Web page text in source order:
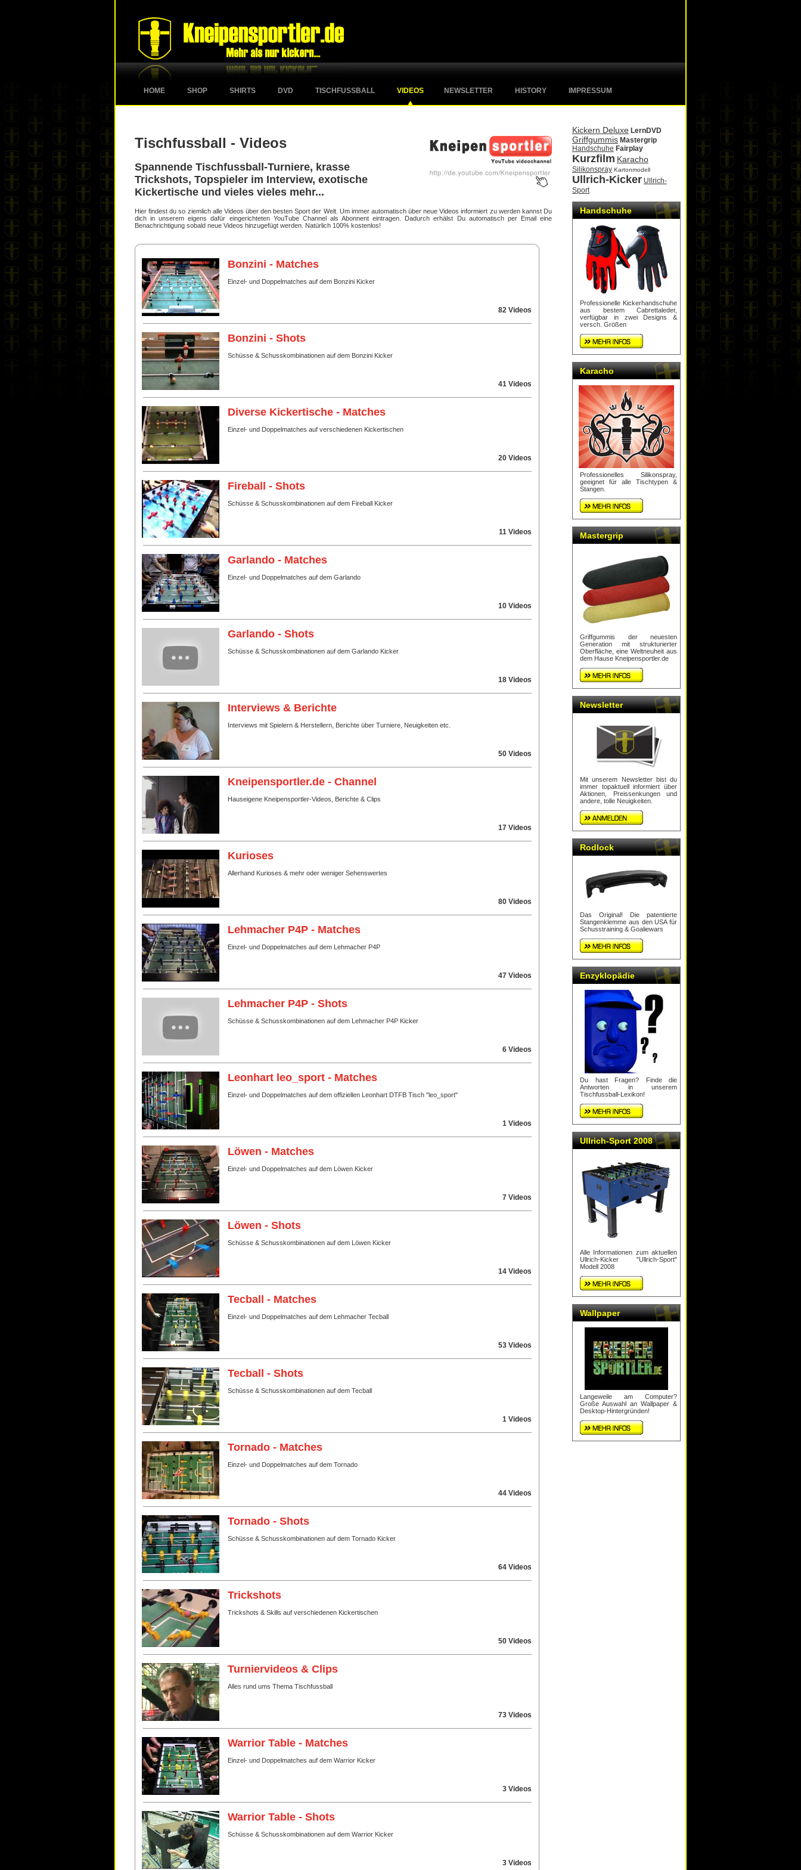
HOME SHOP SHIRTS DVD TISCHFUSSBALL VIDEOS NEWSLETTER HISTORY IMPRESSUM
Tischfussball - Videos
Spannende Tischfussball-Turniere, krasse
Trickshots, Topspieler im Interview, exotische
Kickertische und vieles vieles mehr...
Hier findest du so ziemlich alle Videos über den besten Sport der Welt. Um immer automatisch über neue Videos informiert zu werden kannst Du
dich in unserem eigens dafür eingerichteten YouTube Channel als Abonnent eintragen. Dadurch erhälst Du automatisch per Email eine
Benachrichtigung sobald neue Videos hinzugefügt werden. Natürlich 100% kostenlos!
Bonzini - Matches
Einzel- und Doppelmatches auf dem Bonzini Kicker
82 Videos
Bonzini - Shots
Schüsse & Schusskombinationen auf dem Bonzini Kicker
41 Videos
Diverse Kickertische - Matches
Einzel- und Doppelmatches auf verschiedenen Kickertischen
20 Videos
Fireball - Shots
Schüsse & Schusskombinationen auf dem Fireball Kicker
11 Videos
Garlando - Matches
Einzel- und Doppelmatches auf dem Garlando
10 Videos
Garlando - Shots
Schüsse & Schusskombinationen auf dem Garlando Kicker
18 Videos
Interviews & Berichte
Interviews mit Spielern & Herstellern, Berichte über Turniere, Neuigkeiten etc.
50 Videos
Kneipensportler.de - Channel
Hauseigene Kneipensportler-Videos, Berichte & Clips
17 Videos
Kurioses
Allerhand Kurioses & mehr oder weniger Sehenswertes
80 Videos
Lehmacher P4P - Matches
Einzel- und Doppelmatches auf dem Lehmacher P4P
47 Videos
Lehmacher P4P - Shots
Schüsse & Schusskombinationen auf dem Lehmacher P4P Kicker
6 Videos
Leonhart leo_sport - Matches
Einzel- und Doppelmatches auf dem offiziellen Leonhart DTFB Tisch "leo_sport"
1 Videos
Löwen - Matches
Einzel- und Doppelmatches auf dem Löwen Kicker
7 Videos
Löwen - Shots
Schüsse & Schusskombinationen auf dem Löwen Kicker
14 Videos
Tecball - Matches
Einzel- und Doppelmatches auf dem Lehmacher Tecball
53 Videos
Tecball - Shots
Schüsse & Schusskombinationen auf dem Tecball
1 Videos
Tornado - Matches
Einzel- und Doppelmatches auf dem Tornado
44 Videos
Tornado - Shots
Schüsse & Schusskombinationen auf dem Tornado Kicker
64 Videos
Trickshots
Trickshots & Skills auf verschiedenen Kickertischen
50 Videos
Turniervideos & Clips
Alles rund ums Thema Tischfussball
73 Videos
Warrior Table - Matches
Einzel- und Doppelmatches auf dem Warrior Kicker
3 Videos
Warrior Table - Shots
Schüsse & Schusskombinationen auf dem Warrior Kicker
3 Videos
Kickern Deluxe LernDVD
Griffgummis Mastergrip
Handschuhe Fairplay
Kurzfilm Karacho
Silikonspray Kartonmodell
Ullrich-Kicker Ullrich-
Sport
Handschuhe
Professionelle Kickerhandschuhe
aus bestem Cabrettaleder,
verfügbar in zwei Designs &
versch. Größen
Karacho
Professionelles Silikonspray,
geeignet für alle Tischtypen &
Stangen.
Mastergrip
Griffgummis der neuesten
Generation mit strukturierter
Oberfläche, eine Weltneuheit aus
dem Hause Kneipensportler.de
Newsletter
Mit unserem Newsletter bist du
immer topaktuell informiert über
Aktionen, Preissenkungen und
andere, tolle Neuigkeiten.
Rodlock
Das Original! Die patentierte
Stangenklemme aus den USA für
Schusstraining & Goaliewars
Enzyklopädie
Du hast Fragen? Finde die
Antworten in unserem
Tischfussball-Lexikon!
Ullrich-Sport 2008
Alle Informationen zum aktuellen
Ullrich-Kicker "Ullrich-Sport"
Modell 2008
Wallpaper
Langeweile am Computer?
Große Auswahl an Wallpaper &
Desktop-Hintergründen!